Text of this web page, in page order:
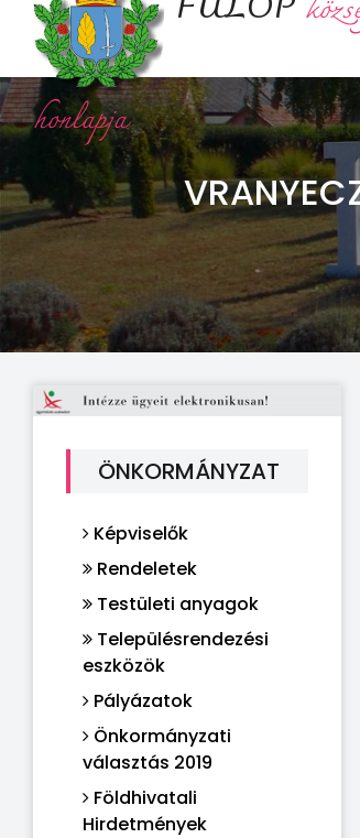
honlapja
ÖNKORMÁNYZAT
Képviselők
Rendeletek
Testületi anyagok
Településrendezési
eszközök
Pályázatok
Önkormányzati
választás 2019
Földhivatali
Hirdetmények